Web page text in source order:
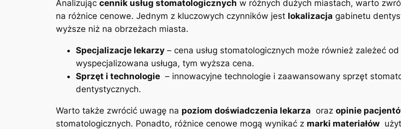
Analizując cennik‍ usług stomatologicznych w różnych dużych ​miastach, ⁣warto
na​ różnice ​cenowe.⁢ Jednym z kluczowych czynników jest lokalizacja gabinetu
wyższe niż na ‌obrzeżach miasta.
Specjalizacje ‍lekarzy – cena usług⁤ stomatologicznych może ‍również zależeć⁣
wyspecjalizowana⁣ usługa, tym wyższa cena.
Sprzęt i ⁤technologie
– innowacyjne ‌technologie ⁤i zaawansowany ⁣sprzęt
dentystycznych.
Warto także zwrócić uwagę ​na poziom doświadczenia lekarza ⁢ oraz opinie
stomatologicznych.⁢ Ponadto, różnice cenowe mogą wynikać z marki⁢ materiałów